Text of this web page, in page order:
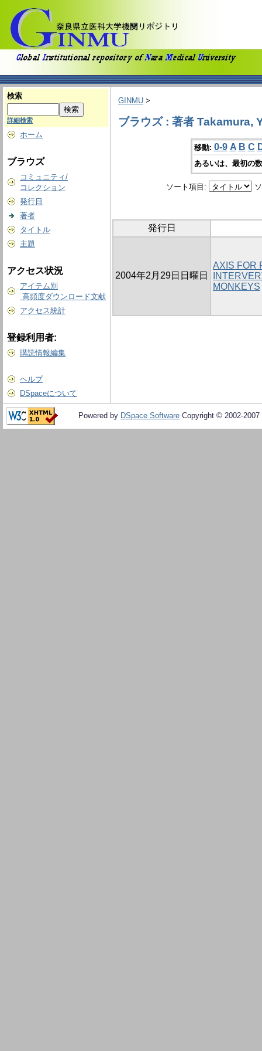
検索
詳細検索
ホーム
ブラウズ
コミュニティ/
コレクション
発行日
著者
タイトル
主題
アクセス状況
アイテム別
高頻度ダウンロード文献
アクセス統計
登録利用者:
購読情報編集
ヘルプ
DSpaceについて
GINMU >
ブラウズ : 著者 Takamura,
移動: 0-9 A B C
あるいは、最初の
ソート項目:
発行日
2004年2月29日日曜日
AXIS FOR
MONKEYS
Powered by DSpace Software Copyright © 2002-2007